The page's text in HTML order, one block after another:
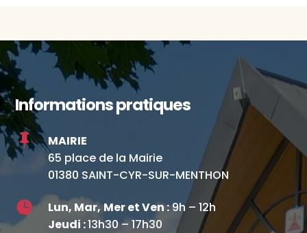
Informations pratiques

MAIRIE
65 place de la Mairie
01380 SAINT-CYR-SUR-MENTHON
 Lun, Mar,Mer et Ven :9h – 12h
Jeudi :13h30 – 17h30